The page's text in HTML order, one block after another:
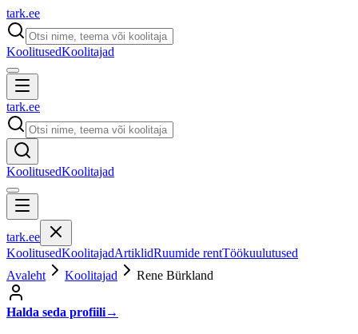
tark.ee
KoolitusedKoolitajad
tark.ee
KoolitusedKoolitajad
tark.ee
KoolitusedKoolitajadArtiklidRuumide rentTöökuulutused
Avaleht
Koolitajad Rene Bürkland
Halda seda profiili→